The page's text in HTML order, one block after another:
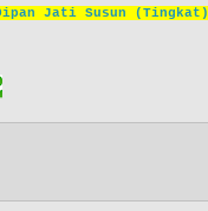
Jati Susun (Tingkat)